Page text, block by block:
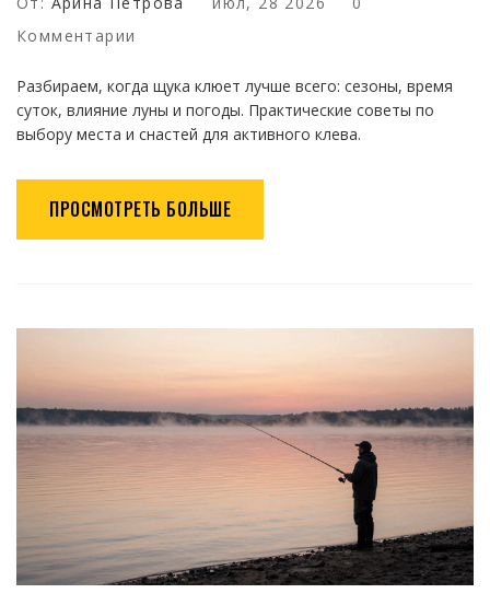
Комментарии
Разбираем, когда щука клюет лучше всего: сезоны, время
суток, влияние луны и погоды. Практические советы по
выбору места и снастей для активного клева.
ПРОСМОТРЕТЬ БОЛЬШЕ